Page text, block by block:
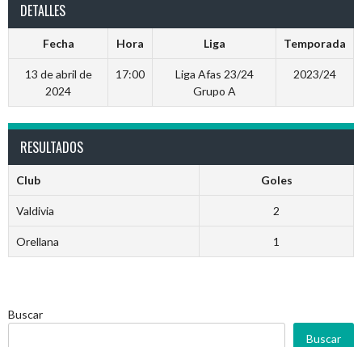
DETALLES
Fecha Hora Liga Temporada
13 de abril de
2024
17:00
Liga Afas 23/24
Grupo A
2023/24
RESULTADOS
Club Goles
Valdivia 2
Orellana 1
Buscar
Buscar